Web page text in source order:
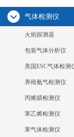
气体检测仪
火焰探测器
包装气体分析仪
美国ESC气体检测
养殖氨气检测仪
丙烯腈检测仪
苯乙烯检测仪
苯气体检测仪